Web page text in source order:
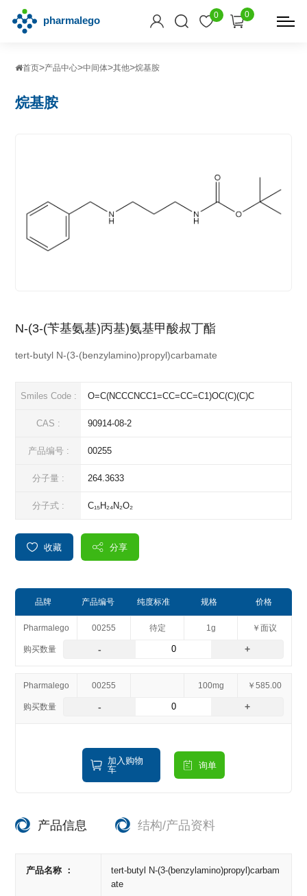
0 0
首页>产品中心>中间体>其他>烷基胺
烷基胺
N-(3-(苄基氨基)丙基)氨基甲酸叔丁酯
tert-butyl N-(3-(benzylamino)propyl)carbamate
Smiles Code : O=C(NCCCNCC1=CC=CC=C1)OC(C)(C)C
CAS : 90914-08-2
产品编号 : 00255
分子量 : 264.3633
分子式 : C₁₅H₂₄N₂O₂
收藏 分享
品牌 产品编号 纯度标准 规格 价格
Pharmalego 00255 待定 1g ￥面议
- +
Pharmalego 00255 100mg ￥585.00
- +
加入购物
车
询单
产品信息 结构/产品资料
产品名称 ：
tert-butyl N-(3-(benzylamino)propyl)carbam
ate